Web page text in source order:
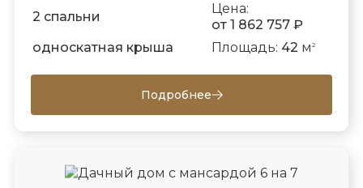
2 спальни
Цена:
от 1 862 757 ₽
односкатная крыша
Площадь: 42 м 2
Подробнее